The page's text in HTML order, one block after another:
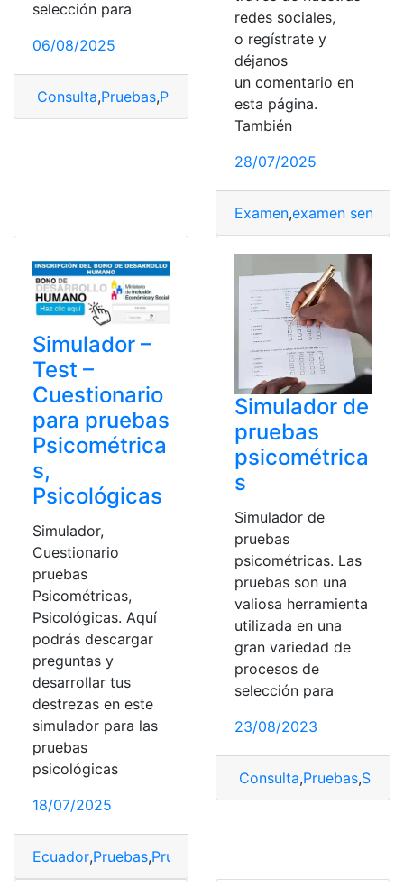
selección para
06/08/2025
Consulta,Pruebas,Pruebas Psicométricas
redes sociales,
o regístrate y
déjanos
un comentario en
esta página.
También
28/07/2025
Examen,examen senecyt
Simulador –
Test –
Cuestionario
para pruebas
Psicométrica
s,
Psicológicas
Simulador,
Cuestionario
pruebas
Psicométricas,
Psicológicas. Aquí
podrás descargar
preguntas y
desarrollar tus
destrezas en este
simulador para las
pruebas
psicológicas
18/07/2025
Ecuador,Pruebas,Pruebas Psicométricas
Simulador de
pruebas
psicométrica
s
Simulador de
pruebas
psicométricas. Las
pruebas son una
valiosa herramienta
utilizada en una
gran variedad de
procesos de
selección para
23/08/2023
Consulta,Pruebas,